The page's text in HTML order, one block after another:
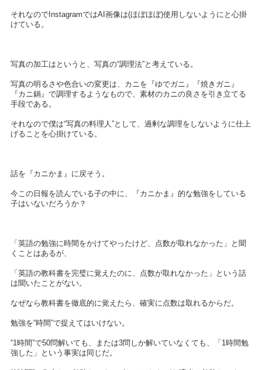
それなのでInstagramではAI画像は(ほぼほぼ)使用しないようにと心掛
けている。
写真の加工はというと、写真の“調理法”と考えている。
写真の明るさや色合いの変更は、カニを『ゆでガニ』『焼きガニ』
『カニ鍋』で調理するようなもので、素材のカニの良さを引き立てる
手段である。
それなので僕は“写真の料理人”として、過剰な調理をしないように仕上
げることを心掛けている。
話を『カニかま』に戻そう。
今この日報を読んでいる子の中に、『カニかま』的な勉強をしている
子はいないだろうか？
「英語の勉強に時間をかけてやったけど、点数が取れなかった」と聞
くことはあるが、
「英語の教科書を完璧に覚えたのに、点数が取れなかった」という話
は聞いたことがない。
なぜなら教科書を徹底的に覚えたら、確実に点数は取れるからだ。
勉強を“時間”で捉えてはいけない。
“1時間”で50問解いても、または3問しか解いていなくても、「1時間勉
強した」という事実は同じだ。